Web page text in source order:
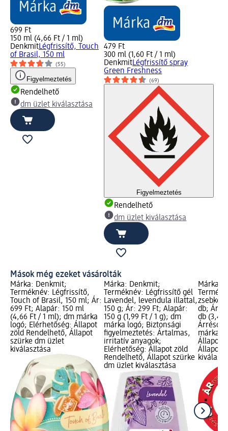
699 Ft
150 ml (4,66 Ft / 1 ml)
DenkmitLégfrissítő, Touch
of Brasil, 150 ml
(55)
Figyelmeztetés
Rendelhető
dm üzlet kiválasztása
479 Ft
300 ml (1,60 Ft / 1 ml)
DenkmitLégfrissítő spray
Green Freshness
(69)
Figyelmeztetés
Rendelhető
dm üzlet kiválasztása
Mások még ezeket vásárolták
Márka: Denkmit;
Terméknév: Légfrissítő,
Touch of Brasil, 150 ml; Ár:
699 Ft; Alapár: 150 ml
(4,66 Ft / 1 ml); dm márka
logó; Elérhetőség: Állapot
zöld Rendelhető, Állapot
szürke dm üzlet
kiválasztása
Márka: Denkmit;
Terméknév: Légfrissítő gél
Lavendel, levendula illattal,
150 g; Ár: 299 Ft; Alapár:
150 g (1,99 Ft / 1 g); dm
márka logó; Biztonsági
figyelmeztetés: Ártalmas,
irritatív anyagok;
Elérhetőség: Állapot zöld
Rendelhető, Állapot szürke
dm üzlet kiválasztása
Márka:
db; Ár:
db (3,45
márka
Állapot
Állapot